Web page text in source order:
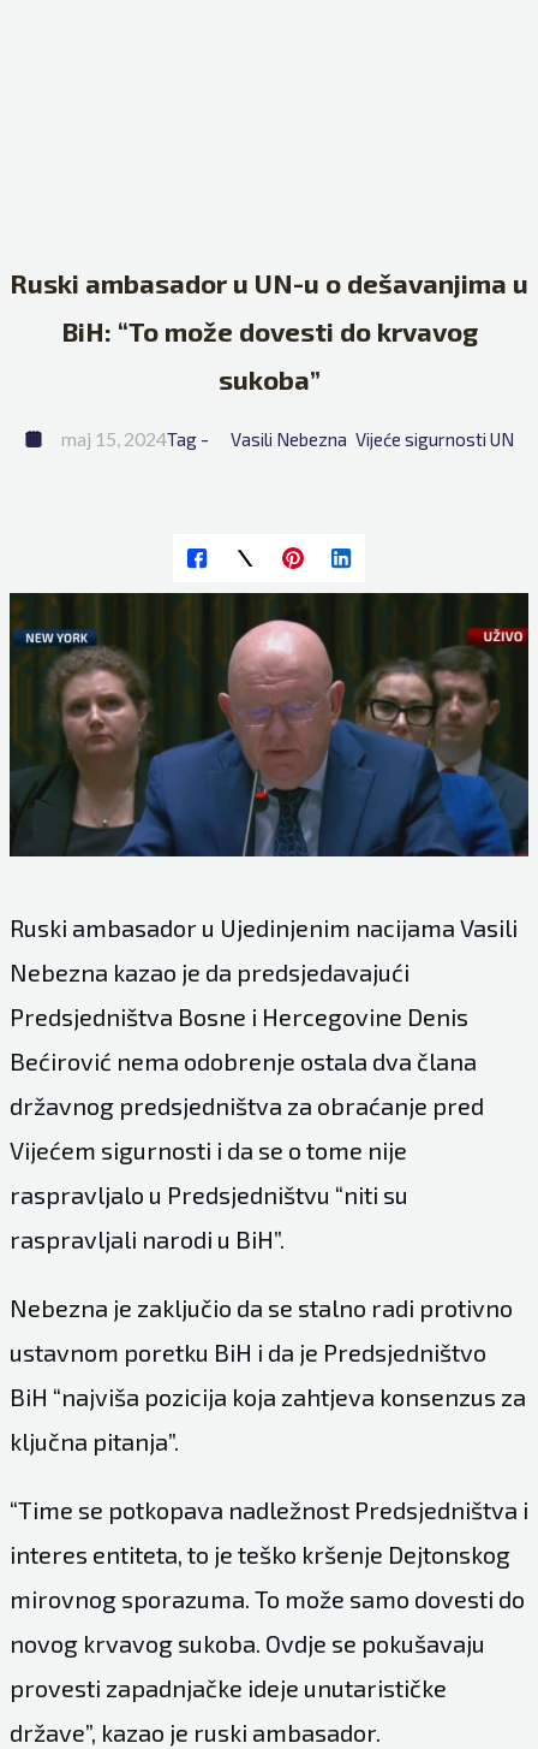
Ruski ambasador u UN-u o dešavanjima u
BiH: “To može dovesti do krvavog
sukoba”
maj 15, 2024Tag - Vasili Nebezna Vijeće sigurnosti UN
Ruski ambasador u Ujedinjenim nacijama Vasili
Nebezna kazao je da predsjedavajući
Predsjedništva Bosne i Hercegovine Denis
Bećirović nema odobrenje ostala dva člana
državnog predsjedništva za obraćanje pred
Vijećem sigurnosti i da se o tome nije
raspravljalo u Predsjedništvu “niti su
raspravljali narodi u BiH”.
Nebezna je zaključio da se stalno radi protivno
ustavnom poretku BiH i da je Predsjedništvo
BiH “najviša pozicija koja zahtjeva konsenzus za
ključna pitanja”.
“Time se potkopava nadležnost Predsjedništva i
interes entiteta, to je teško kršenje Dejtonskog
mirovnog sporazuma. To može samo dovesti do
novog krvavog sukoba. Ovdje se pokušavaju
provesti zapadnjačke ideje unutarističke
države”, kazao je ruski ambasador.